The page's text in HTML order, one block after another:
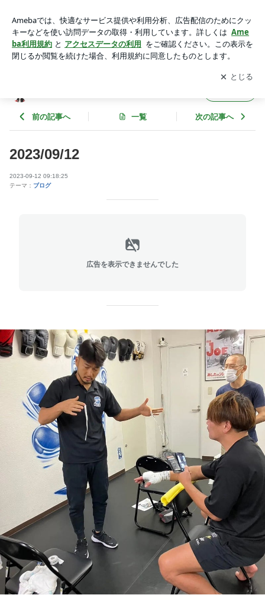
アプリをダウンロードして ブログの更新通知
を受け取りまし
ょう。
開く
前の記事へ 一覧 次の記事へ
2023/09/12
2023-09-12 09:18:25
テーマ： ブログ
広告を表示できませんでした